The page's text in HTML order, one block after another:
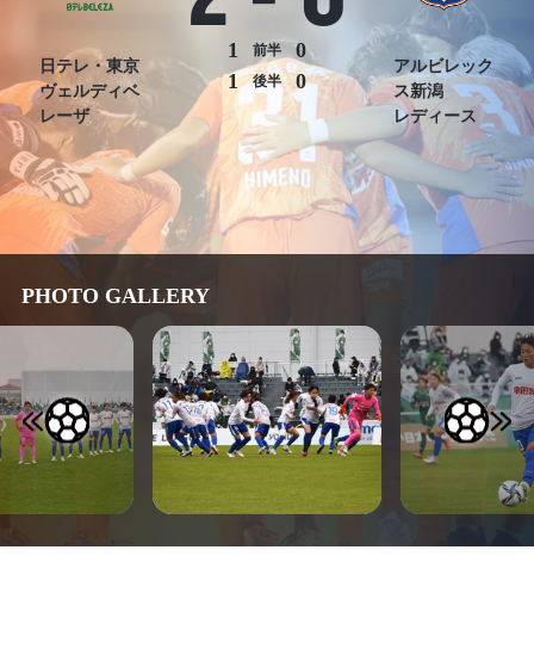
日テレ・東京
ヴェルディベ
レーザ
アルビレック
ス新潟
レディース
1 前半
0
1
後半 0
PHOTO GALLERY